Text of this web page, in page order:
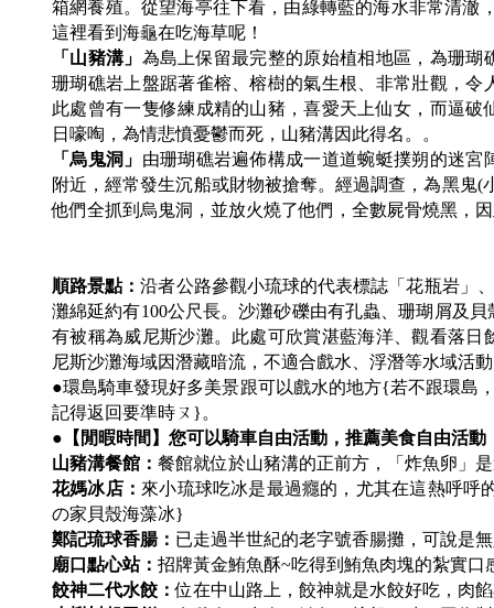
箱網養殖。從望海亭往下看，由綠轉藍的海水非常清澈
這裡看到海龜在吃海草呢！
「山豬溝」 為島上保留最完整的原始植相地區，為珊
珊瑚礁岩上盤踞著雀榕、榕樹的氣生根、非常壯觀，
此處曾有一隻修練成精的山豬，喜愛天上仙女，而逼
日嚎啕，為情悲憤憂鬱而死，山豬溝因此得名。。
「烏鬼洞」 由珊瑚礁岩遍佈構成一道道蜿蜓撲朔的迷
附近，經常發生沉船或財物被搶奪。經過調查，為黑鬼
他們全抓到烏鬼洞，並放火燒了他們，全數屍骨燒黑，
順路景點：沿者公路參觀小琉球的代表標誌「花瓶岩」
灘綿延約有100公尺長。沙灘砂礫由有孔蟲、珊瑚屑及
有被稱為威尼斯沙灘。此處可欣賞湛藍海洋、觀看落
尼斯沙灘海域因潛藏暗流，不適合戲水、浮潛等水域活
●環島騎車發現好多美景跟可以戲水的地方{若不跟環島
記得返回要準時ㄡ}。
● 【閒暇時間】您可以騎車自由活動，推薦美食自由活動
山豬溝餐館： 餐館就位於山豬溝的正前方，「炸魚卵」
花媽冰店： 來小琉球吃冰是最過癮的，尤其在這熱呼呼
の家貝殼海藻冰}
鄭記琉球香腸： 已走過半世紀的老字號香腸攤，可說是
廟口點心站： 招牌黃金鮪魚酥~吃得到鮪魚肉塊的紮實
餃神二代水餃：位在中山路上，餃神就是水餃好吃，肉